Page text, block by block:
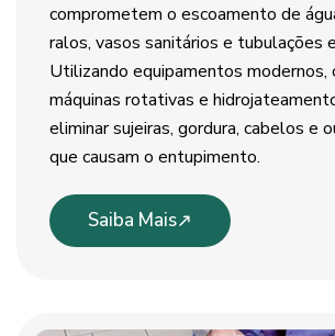
comprometem o escoamento de
ralos, vasos sanitários e tubulações
Utilizando equipamentos modernos,
máquinas rotativas e
eliminar sujeiras, gordura, cabelos e
que causam o entupimento.
Saiba Mais